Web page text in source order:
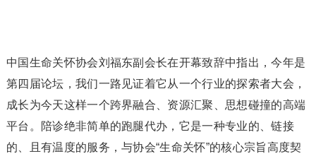
中国生命关怀协会刘福东副会长在开幕致辞中指出，今年是
第四届论坛，我们一路见证着它从一个行业的探索者大会，
成长为今天这样一个跨界融合、资源汇聚、思想碰撞的高端
平台。陪诊绝非简单的跑腿代办，它是一种专业的、链接
的、且有温度的服务，与协会“生命关怀”的核心宗旨高度契